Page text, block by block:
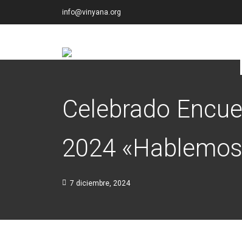
info@vinyana.org
Celebrado
2024
7 diciembre, 2024